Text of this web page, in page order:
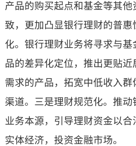
产品的购买起点和基金等其他
致，更加凸显银行理财的普
化。银行理财业务将寻求与
品的差异化定位，推出更贴近
需求的产品，拓宽中低收入群
渠道。三是理财规范化。推
业务本源，引导理财资金以
实体经济，投资金融市场。